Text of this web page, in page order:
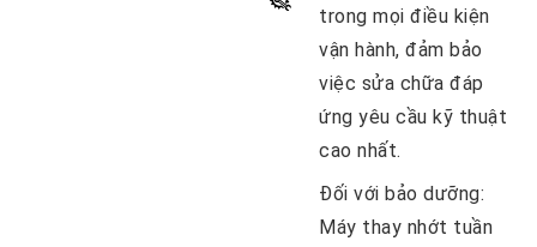
trong mọi điều kiện
vận hành, đảm bảo
việc sửa chữa đáp
ứng yêu cầu kỹ thuật
cao nhất.
Đối với bảo dưỡng:
Máy thay nhớt tuần